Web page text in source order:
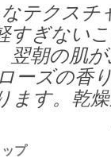
なテクス
すぎない
翌朝の肌
ーズの香
ます。乾
プ